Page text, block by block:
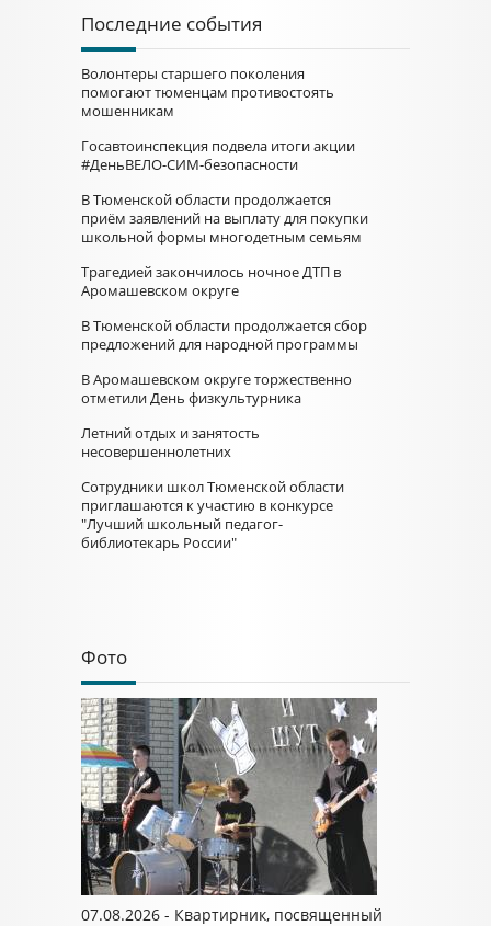
Последние события
Волонтеры старшего поколения
помогают тюменцам противостоять
мошенникам
Госавтоинспекция подвела итоги акции
#ДеньВЕЛО-СИМ-безопасности
В Тюменской области продолжается
приём заявлений на выплату для покупки
школьной формы многодетным семьям
Трагедией закончилось ночное ДТП в
Аромашевском округе
В Тюменской области продолжается сбор
предложений для народной программы
В Аромашевском округе торжественно
отметили День физкультурника
Летний отдых и занятость
несовершеннолетних
Сотрудники школ Тюменской области
приглашаются к участию в конкурсе
"Лучший школьный педагог-
библиотекарь России"
Фото
07.08.2026 - Квартирник, посвященный